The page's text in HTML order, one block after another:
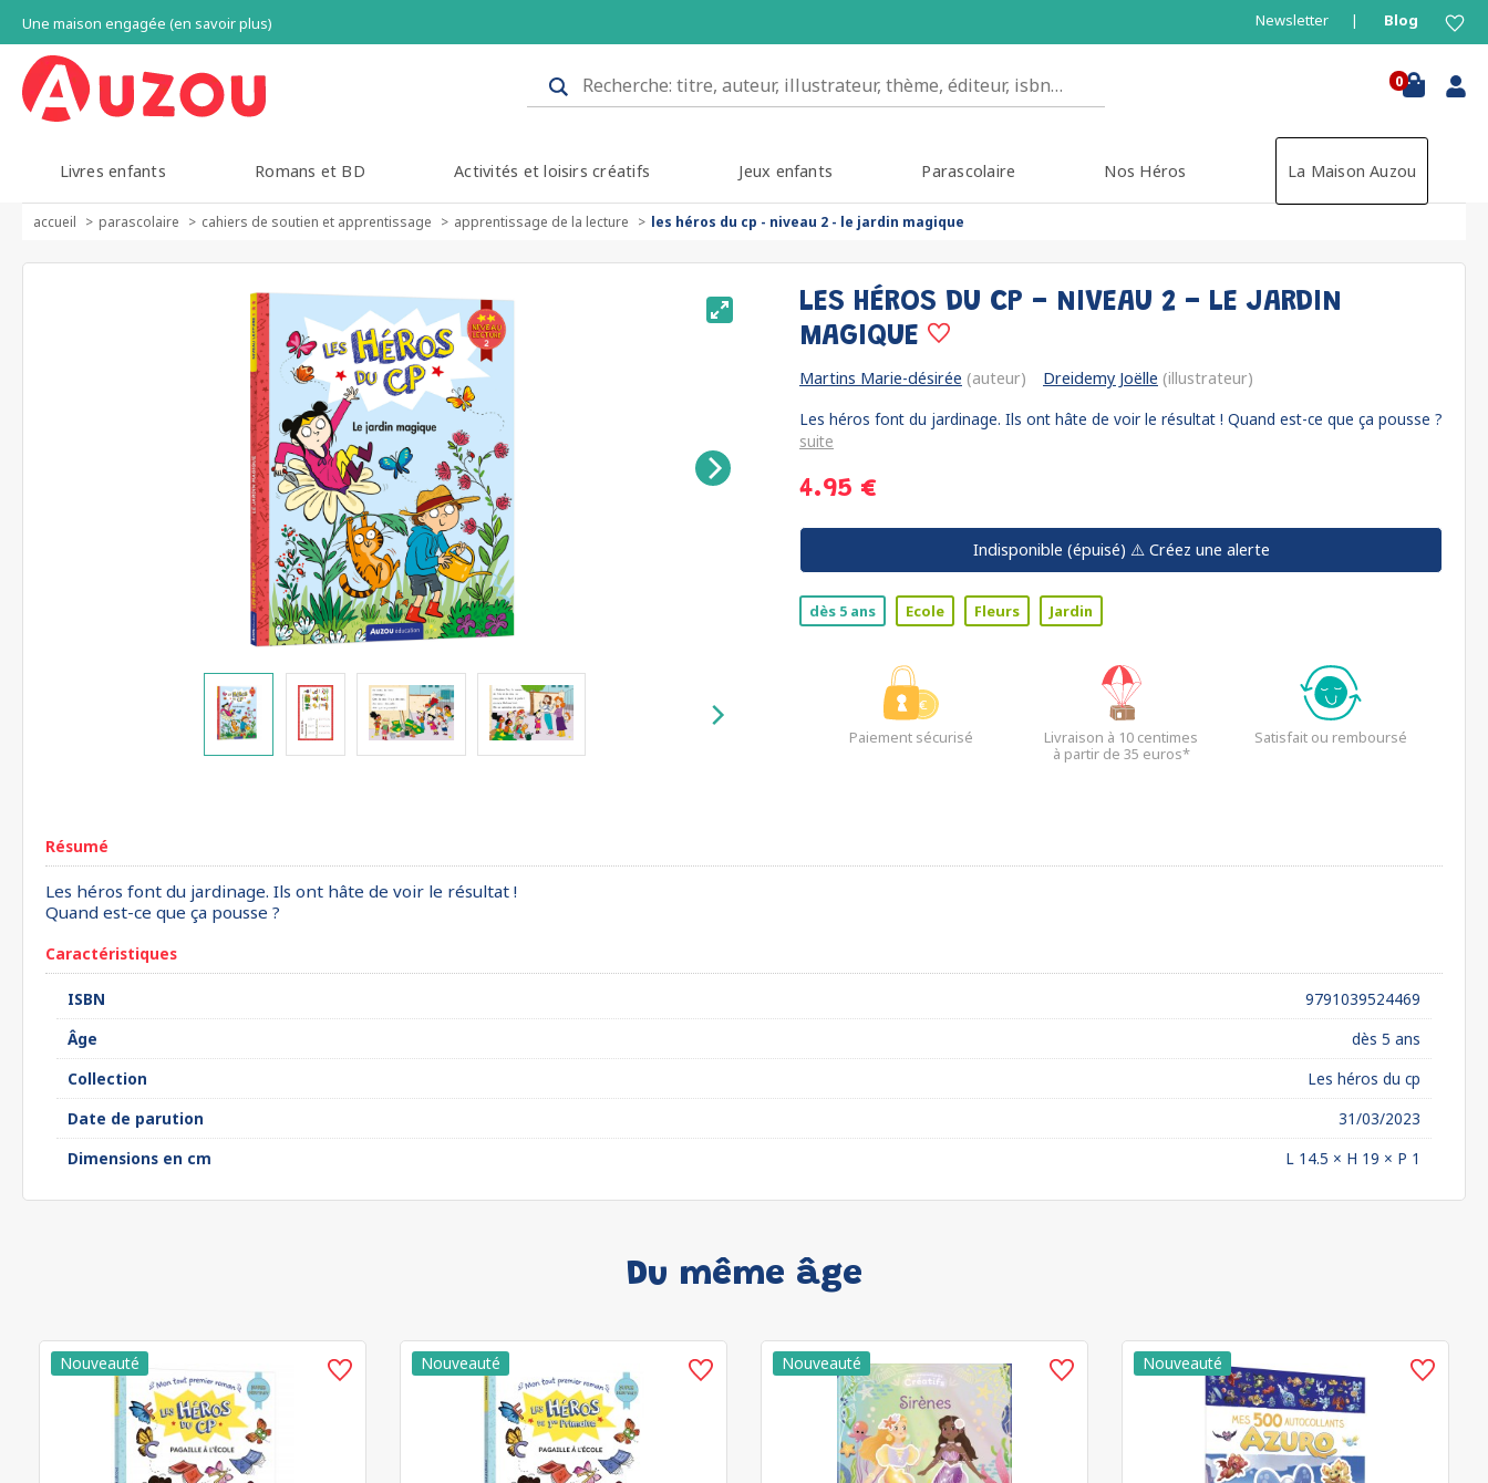
Une maison engagée (en savoir plus) Newsletter Blog
0
Livres enfants Romans et BD Activités et loisirs créatifs Jeux enfants Parascolaire Nos Héros La Maison Auzou
accueil parascolaire cahiers de soutien et apprentissage apprentissage de la lecture les héros du cp - niveau 2 - le jardin magique
LES HÉROS DU CP - NIVEAU 2 - LE JARDIN
MAGIQUE
Martins Marie-désirée (auteur) Dreidemy Joëlle (illustrateur)
Les héros font du jardinage. Ils ont hâte de voir le résultat ! Quand est-ce que ça pousse ?
suite
4.95 €
Indisponible (épuisé) ⚠️ Créez une alerte
dès 5 ans Ecole Fleurs Jardin
Paiement sécurisé
Livraison à 10 centimes
à partir de 35 euros*
Satisfait ou remboursé
Résumé
Les héros font du jardinage. Ils ont hâte de voir le résultat !
Quand est-ce que ça pousse ?
Caractéristiques
ISBN
9791039524469
Âge
dès 5 ans
Collection
Les héros du cp
Date de parution
31/03/2023
Dimensions en cm
L 14.5 × H 19 × P 1
Du même âge